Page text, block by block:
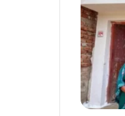
र
का
री
यो
ज
ना
ओं
से